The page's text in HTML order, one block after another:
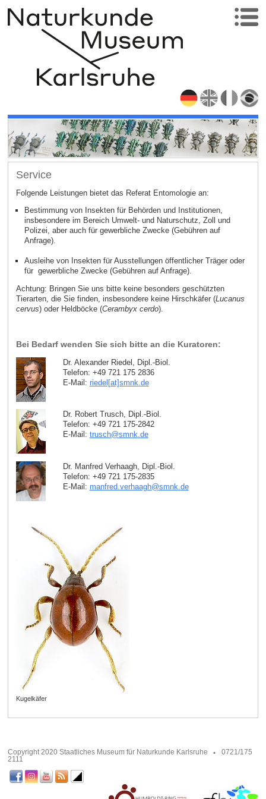
Service
Folgende Leistungen bietet das Referat Entomologie an:
Bestimmung von Insekten für Behörden und Institutionen,
insbesondere im Bereich Umwelt- und Naturschutz, Zoll und
Polizei, aber auch für gewerbliche Zwecke (Gebühren auf
Anfrage).
Ausleihe von Insekten für Ausstellungen öffentlicher Träger oder
für gewerbliche Zwecke (Gebühren auf Anfrage).
Achtung: Bringen Sie uns bitte keine besonders geschützten
Tierarten, die Sie finden, insbesondere keine Hirschkäfer (Lucanus
cervus) oder Heldböcke (Cerambyx cerdo).
Bei Bedarf wenden Sie sich bitte an die Kuratoren:
Dr. Alexander Riedel, Dipl.-Biol.
Telefon: +49 721 175 2836
E-Mail: riedel[at]smnk de
Dr. Robert Trusch, Dipl.-Biol.
Telefon: +49 721 175-2842
E-Mail: trusch@smnk.de
Dr. Manfred Verhaagh, Dipl.-Biol.
Telefon: +49 721 175-2835
E-Mail: manfred.verhaagh@smnk.de
Kugelkäfer
Copyright 2020 Staatliches Museum für Naturkunde Karlsruhe
0721/175
2111